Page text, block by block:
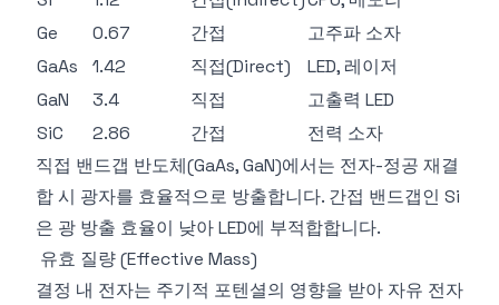
Ge
0.67 간접
고주파 소자
GaAs
1.42 직접(Direct)
LED, 레이저
GaN
3.4 직접
고출력 LED
SiC
2.86 간접
전력 소자
직접 밴드갭 반도체(GaAs, GaN)에서는 전자-정공 재결
합 시 광자를 효율적으로 방출합니다. 간접 밴드갭인 Si
은 광 방출 효율이 낮아 LED에 부적합합니다.
유효 질량 (Effective Mass)
결정 내 전자는 주기적 포텐셜의 영향을 받아 자유 전자